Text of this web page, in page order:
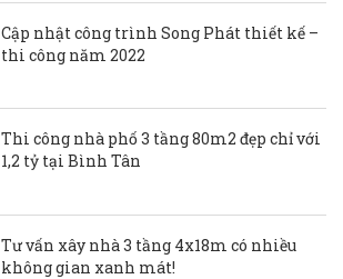
Cập nhật công trình Song Phát thiết kế –
thi công năm 2022
Thi công nhà phố 3 tầng 80m2 đẹp chỉ với
1,2 tỷ tại Bình Tân
Tư vấn xây nhà 3 tầng 4x18m có nhiều
không gian xanh mát!